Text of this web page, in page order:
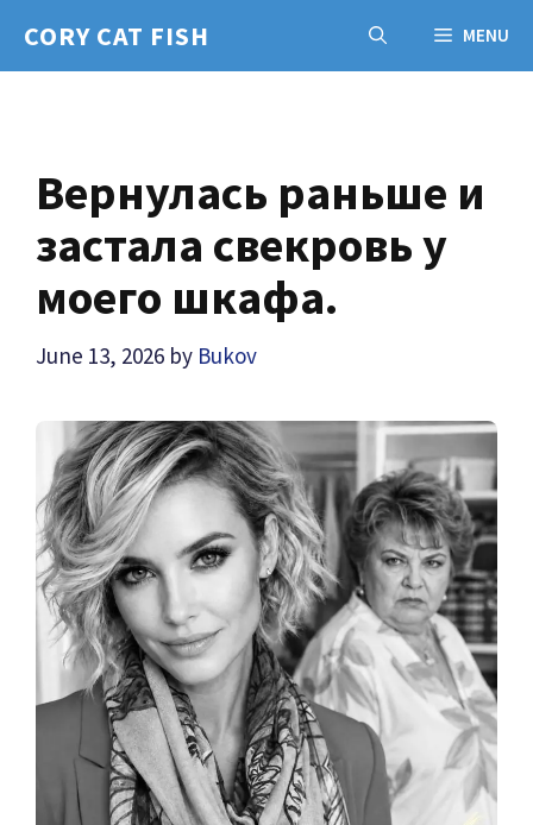
CORY CAT FISH MENU
Вернулась раньше и
застала свекровь у
моего шкафа.
June 13, 2026 by Bukov